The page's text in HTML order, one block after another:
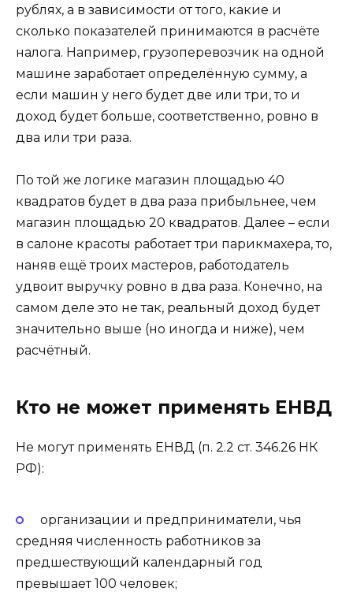
рублях, а в зависимости от того, какие и
сколько показателей принимаются в расчёте
налога. Например, грузоперевозчик на одной
машине заработает определённую сумму, а
если машин у него будет две или три, то и
доход будет больше, соответственно, ровно в
два или три раза.
По той же логике магазин площадью 40
квадратов будет в два раза прибыльнее, чем
магазин площадью 20 квадратов. Далее – если
в салоне красоты работает три парикмахера, то,
наняв ещё троих мастеров, работодатель
удвоит выручку ровно в два раза. Конечно, на
самом деле это не так, реальный доход будет
значительно выше (но иногда и ниже), чем
расчётный.
Кто не может применять ЕНВД
Не могут применять ЕНВД (п. 2.2 ст. 346.26 НК
РФ):
организации и предприниматели, чья
средняя численность работников за
предшествующий календарный год
превышает 100 человек;